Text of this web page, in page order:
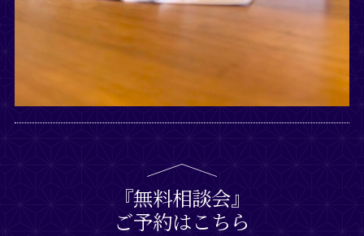
『無料相談会』
ご予約はこちら